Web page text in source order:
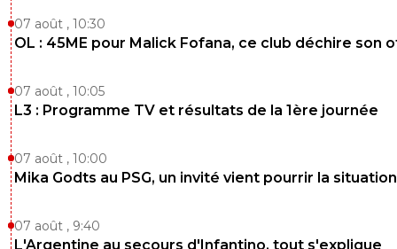
07 août , 10:30
OL : 45ME pour Malick Fofana, ce club déchire son
07 août , 10:05
L3 : Programme TV et résultats de la 1ère journée
07 août , 10:00
Mika Godts au PSG, un invité vient pourrir la situation
07 août , 9:40
L'Argentine au secours d'Infantino, tout s'explique